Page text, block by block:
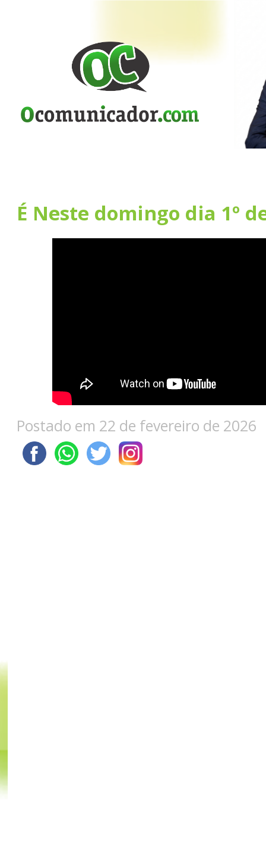
É Neste domingo dia 1º
Postado em 22 de fevereiro de 2026